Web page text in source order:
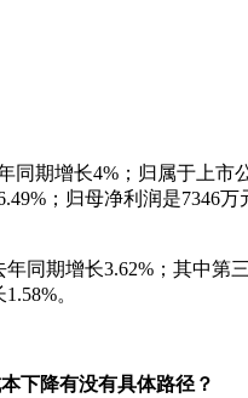
期增长4%；归属于上市
；归母净利润是7346
同期增长3.62%；其中
。
下降有没有具体路径？